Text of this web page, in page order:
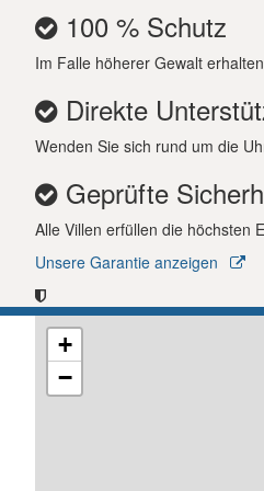
Check-in/Check-
Täglicher
Nicht geeignet für
Ein beheizter
100 % Schutz
Im Falle höherer Gewalt
Direkte
Wenden Sie sich rund um die
Geprüfte
Alle Villen erfüllen die höchsten
Unsere Garantie anzeigen
+
−